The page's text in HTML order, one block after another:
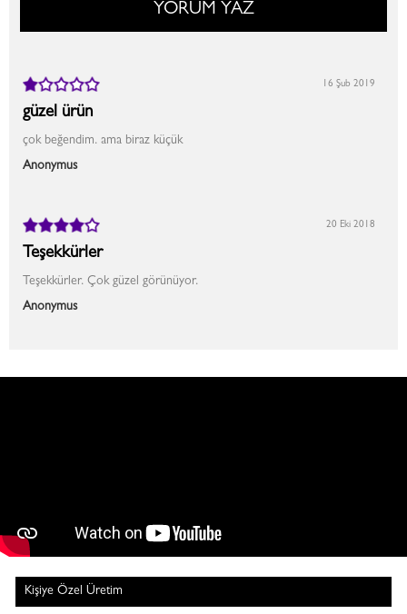
YORUM YAZ
güzel ürün
çok beğendim. ama biraz küçük
Anonymus
16 Şub 2019
Teşekkürler
Teşekkürler. Çok güzel görünüyor.
Anonymus
20 Eki 2018
Kişiye Özel Üretim